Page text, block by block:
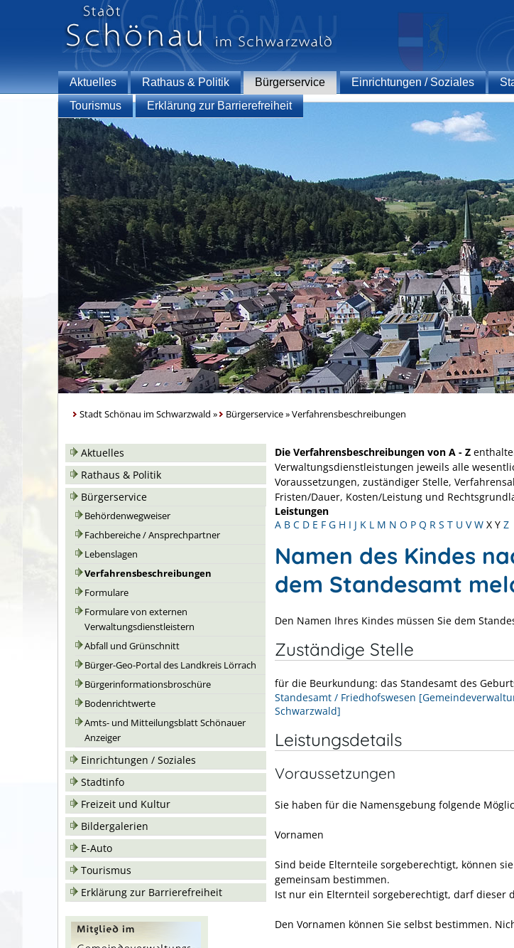
Aktuelles Rathaus & Politik Bürgerservice Einrichtungen / Soziales
Tourismus
Erklärung zur Barrierefreiheit
Stadt Schönau im Schwarzwald » Bürgerservice»Verfahrensbeschreibungen
Aktuelles
Rathaus & Politik
Bürgerservice
Behördenwegweiser
Fachbereiche / Ansprechpartner
Lebenslagen
Verfahrensbeschreibungen
Formulare
Formulare von externen
Verwaltungsdienstleistern
Abfall und Grünschnitt
Bürger-Geo-Portal des Landkreis Lörrach
Bürgerinformationsbroschüre
Bodenrichtwerte
Amts- und Mitteilungsblatt Schönauer
Anzeiger
Einrichtungen / Soziales
Stadtinfo
Freizeit und Kultur
Bildergalerien
E-Auto
Tourismus
Erklärung zur Barrierefreiheit
Die Verfahrensbeschreibungen von A - Z
Verwaltungsdienstleistungen jeweils alle
Voraussetzungen, zuständiger Stelle,
Fristen/Dauer, Kosten/Leistung und
Leistungen
A B C D E F G H I J K L M N O P Q R S T U V W X Y Z
Namen des Kindes
dem Standesamt
Den Namen Ihres Kindes müssen Sie dem
Zuständige Stelle
für die Beurkundung: das Standesamt des
Standesamt / Friedhofswesen
Schwarzwald]
Leistungsdetails
Voraussetzungen
Sie haben für die Namensgebung folgende
Vornamen
Sind beide Elternteile sorgeberechtigt, können
gemeinsam bestimmen.
Ist nur ein Elternteil sorgeberechtigt, darf dieser
Den Vornamen können Sie selbst bestimmen.